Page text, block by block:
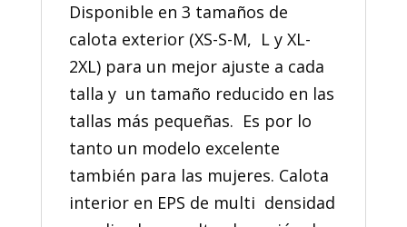
Disponible en 3 tamaños de
calota exterior (XS-S-M, L y XL-
2XL) para un mejor ajuste a cada
talla y un tamaño reducido en las
tallas más pequeñas. Es por lo
tanto un modelo excelente
también para las mujeres. Calota
interior en EPS de multi densidad